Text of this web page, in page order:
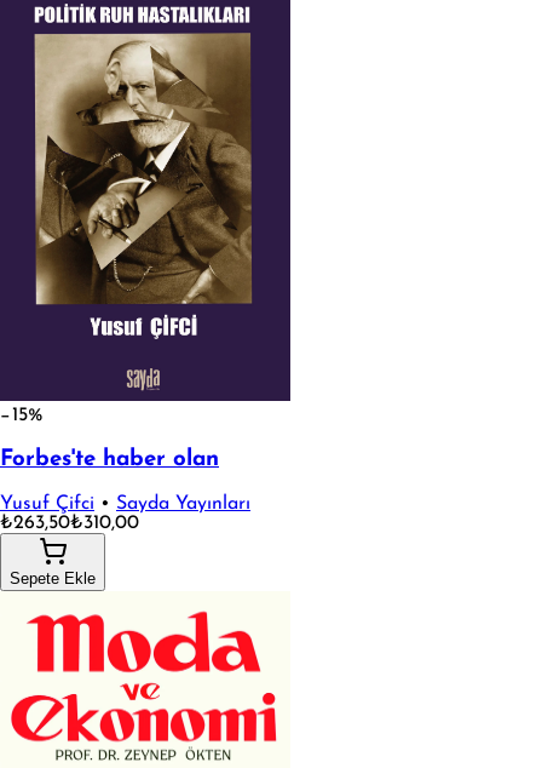
−15%
Forbes'te haber olan
Yusuf Çifci • Sayda Yayınları
₺263,50₺310,00
Sepete Ekle